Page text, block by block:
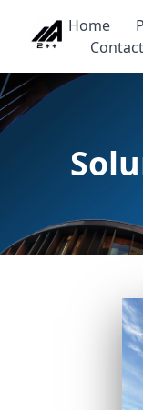
Home
Contact